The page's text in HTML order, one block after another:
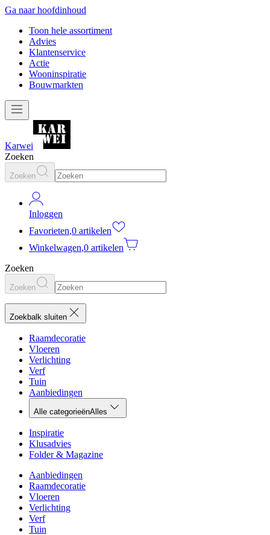
Ga naar hoofdinhoud
Toon hele assortiment
Advies
Klantenservice
Actie
Wooninspiratie
Bouwmarkten
Karwei
Zoeken
Zoeken
Inloggen
Favorieten,0 artikelen
Winkelwagen,0 artikelen
Zoeken
Zoeken
Zoekbalk sluiten
Raamdecoratie
Vloeren
Verlichting
Verf
Tuin
Aanbiedingen
Alle categorieënAlles
Inspiratie
Klusadvies
Folder & Magazine
Aanbiedingen
Raamdecoratie
Vloeren
Verlichting
Verf
Tuin